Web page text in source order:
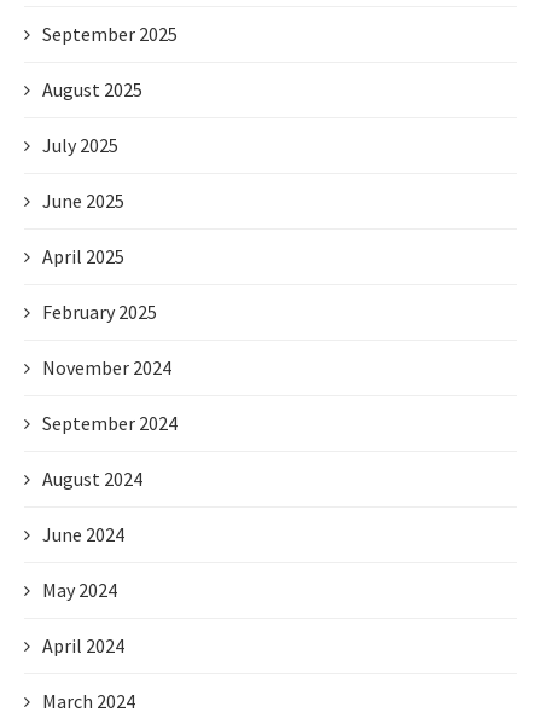
September 2025
August 2025
July 2025
June 2025
April 2025
February 2025
November 2024
September 2024
August 2024
June 2024
May 2024
April 2024
March 2024